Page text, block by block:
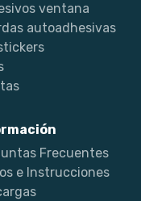
ventana
autoadhesivas
Frecuentes
e Instrucciones